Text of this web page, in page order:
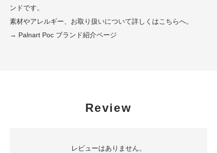
ンドです。
素材やアレルギー、お取り扱いについて詳しくはこちらへ。
→ Palnart Poc ブランド紹介ページ
Review
レビューはありません。